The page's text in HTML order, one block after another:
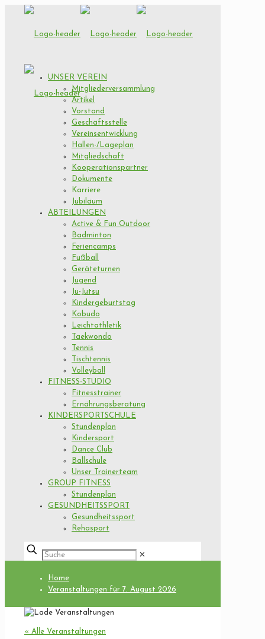
UNSER VEREIN
Mitgliederversammlung
Artikel
Vorstand
Geschäftsstelle
Vereinsentwicklung
Hallen-/Lageplan
Mitgliedschaft
Kooperationspartner
Dokumente
Karriere
Jubiläum
ABTEILUNGEN
Active & Fun Outdoor
Badminton
Feriencamps
Fußball
Geräteturnen
Jugend
Ju-Jutsu
Kindergeburtstag
Kobudo
Leichtathletik
Taekwondo
Tennis
Tischtennis
Volleyball
FITNESS-STUDIO
Fitnesstrainer
Ernährungsberatung
KINDERSPORTSCHULE
Stundenplan
Kindersport
Dance Club
Ballschule
Unser Trainerteam
GROUP FITNESS
Stundenplan
GESUNDHEITSSPORT
Gesundheitssport
Rehasport
✕
Home
Veranstaltungen für 7. August 2026
« Alle Veranstaltungen